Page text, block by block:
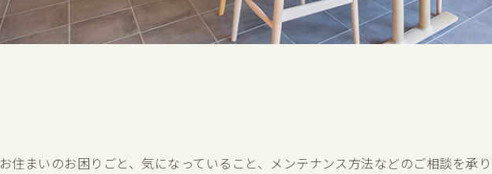
お住まいのお困りごと、気になっていること、メンテナンス方法などのご相談を承